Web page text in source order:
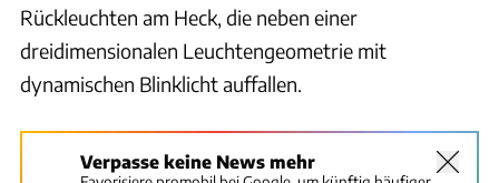
Rückleuchten am Heck, die neben einer
dreidimensionalen Leuchtengeometrie mit
dynamischen Blinklicht auffallen.
Verpasse keine News mehr